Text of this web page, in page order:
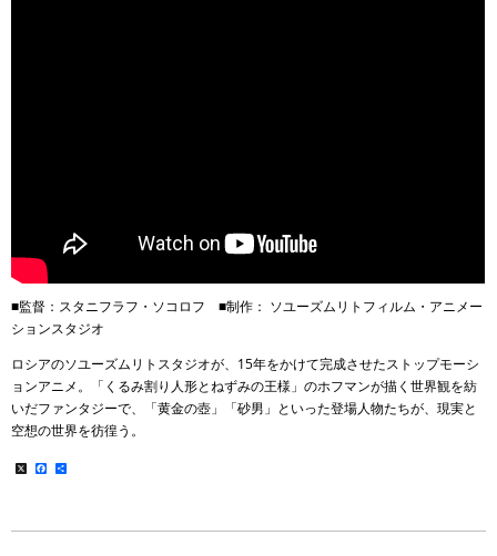
■監督：スタニフラフ・ソコロフ ■制作： ソユーズムリトフィルム・アニメー
ションスタジオ
ロシアのソユーズムリトスタジオが、15年をかけて完成させたストップモーシ
ョンアニメ。「くるみ割り人形とねずみの王様」のホフマンが描く世界観を紡
いだファンタジーで、「黄金の壺」「砂男」といった登場人物たちが、現実と
空想の世界を彷徨う。
X Facebook